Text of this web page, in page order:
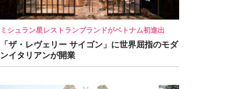
ミシュラン星レストランブランドがベトナム初進出
「ザ・レヴェリー サイゴン」に世界屈指のモダ
ンイタリアンが開業